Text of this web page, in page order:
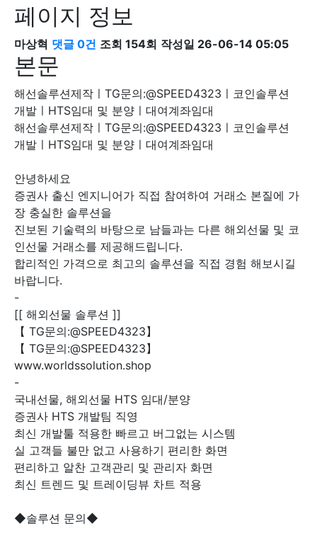
페이지 정보
마상혁 댓글 0건 조회 154회 작성일 26-06-14 05:05
본문
해선솔루션제작ㅣTG문의:@SPEED4323ㅣ코인솔루션
개발ㅣHTS임대 및 분양ㅣ대여계좌임대
해선솔루션제작ㅣTG문의:@SPEED4323ㅣ코인솔루션
개발ㅣHTS임대 및 분양ㅣ대여계좌임대
안녕하세요
증권사 출신 엔지니어가 직접 참여하여 거래소 본질에 가
장 충실한 솔루션을
진보된 기술력의 바탕으로 남들과는 다른 해외선물 및 코
인선물 거래소를 제공해드립니다.
합리적인 가격으로 최고의 솔루션을 직접 경험 해보시길
바랍니다.
-
[[ 해외선물 솔루션 ]]
【 TG문의:@SPEED4323】
【 TG문의:@SPEED4323】
www.worldssolution.shop
-
국내선물, 해외선물 HTS 임대/분양
증권사 HTS 개발팀 직영
최신 개발툴 적용한 빠르고 버그없는 시스템
실 고객들 불만 없고 사용하기 편리한 화면
편리하고 알찬 고객관리 및 관리자 화면
최신 트렌드 및 트레이딩뷰 차트 적용
◆솔루션 문의◆